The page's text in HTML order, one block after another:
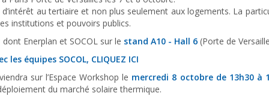
au tertiaire et non plus seulement aux logements. La
institutions et pouvoirs publics.
Enerplan et SOCOL sur le stand A10 - Hall 6 (Porte de
équipes SOCOL, CLIQUEZ ICI
sur l’Espace Workshop le mercredi 8 octobre de 13h30 à
du marché solaire thermique.